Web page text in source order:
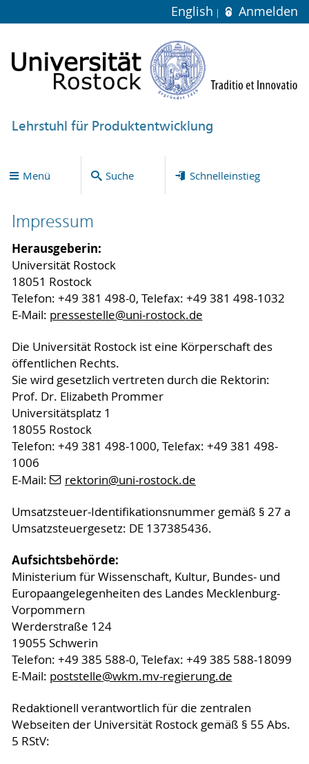
English Anmelden
Lehrstuhl für Produktentwicklung
Menü Suche Schnelleinstieg
Impressum
Herausgeberin:
Universität Rostock
18051 Rostock
Telefon: +49 381 498-0, Telefax: +49 381 498-1032
E-Mail: pressestelle@uni-rostock.de
Die Universität Rostock ist eine Körperschaft des
öffentlichen Rechts.
Sie wird gesetzlich vertreten durch die Rektorin:
Prof. Dr. Elizabeth Prommer
Universitätsplatz 1
18055 Rostock
Telefon: +49 381 498-1000, Telefax: +49 381 498-
1006
E-Mail:
rektorin@uni-rostock.de
Umsatzsteuer-Identifikationsnummer gemäß § 27 a
Umsatzsteuergesetz: DE 137385436.
Aufsichtsbehörde:
Ministerium für Wissenschaft, Kultur, Bundes- und
Europaangelegenheiten des Landes Mecklenburg-
Vorpommern
Werderstraße 124
19055 Schwerin
Telefon: +49 385 588-0, Telefax: +49 385 588-18099
E-Mail: poststelle@wkm.mv-regierung.de
Redaktionell verantwortlich für die zentralen
Webseiten der Universität Rostock gemäß § 55 Abs.
5 RStV: